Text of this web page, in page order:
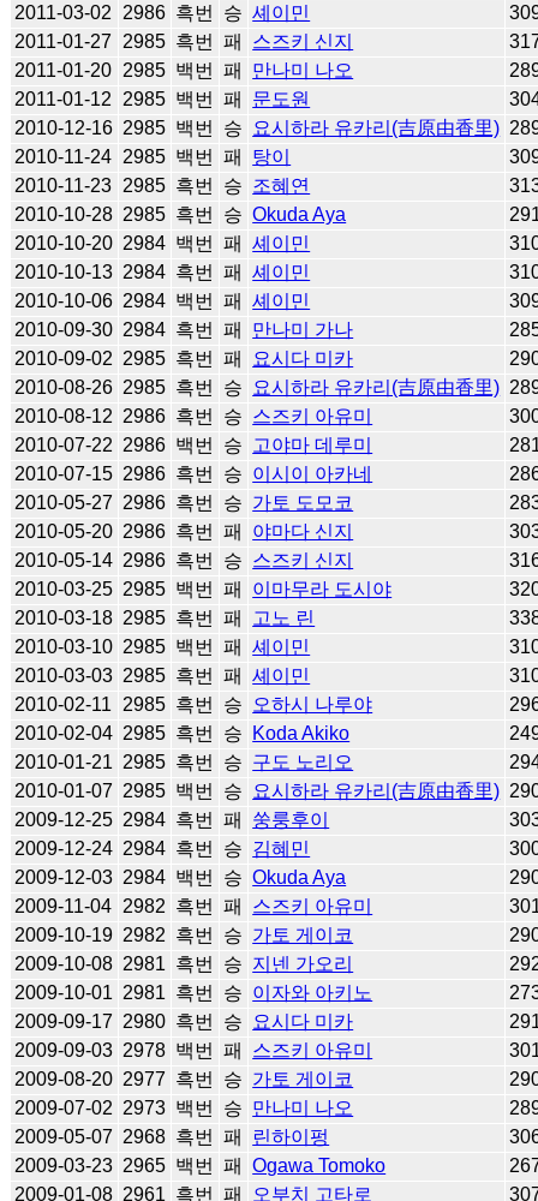
2011-03-02
2986 흑번 승 셰이민
2011-01-27
2985 흑번 패 스즈키 신지
2011-01-20 2985 백번 패 만나미 나오
2011-01-12
2985 백번 패 문도원
2010-12-16 2985 백번 승 요시하라 유카리(吉原由香里)
2010-11-24 2985 백번 패 탕이
2010-11-23 2985 흑번 승 조혜연
2010-10-28 2985 흑번 승 Okuda Aya
2010-10-20 2984 백번 패 셰이민
2010-10-13 2984 흑번 패 셰이민
2010-10-06 2984 백번 패 셰이민
2010-09-30 2984 흑번 패 만나미 가나
2010-09-02 2985 흑번 패 요시다 미카
2010-08-26 2985 흑번 승 요시하라 유카리(吉原由香里)
2010-08-12 2986 흑번 승 스즈키 아유미
2010-07-22 2986 백번 승 고야마 데루미
2010-07-15 2986 흑번 승 이시이 아카네
2010-05-27 2986 흑번 승 가토 도모코
2010-05-20 2986 흑번 패 야마다 신지
2010-05-14 2986 흑번 승 스즈키 신지
2010-03-25 2985 백번 패 이마무라 도시야
2010-03-18 2985 흑번 패 고노 린
2010-03-10 2985 백번 패 셰이민
2010-03-03 2985 흑번 패 셰이민
2010-02-11
2985 흑번 승 오하시 나루야
2010-02-04 2985 흑번 승 Koda Akiko
2010-01-21 2985 흑번 승 구도 노리오
2010-01-07 2985 백번 승 요시하라 유카리(吉原由香里)
2009-12-25 2984 흑번 패 쑹룽후이
2009-12-24 2984 흑번 승 김혜민
2009-12-03 2984 백번 승 Okuda Aya
2009-11-04 2982 흑번 패 스즈키 아유미
2009-10-19 2982 흑번 승 가토 게이코
2009-10-08 2981 흑번 승 지넨 가오리
2009-10-01 2981 흑번 승 이자와 아키노
2009-09-17 2980 흑번 승 요시다 미카
2009-09-03 2978 백번 패 스즈키 아유미
2009-08-20 2977 흑번 승 가토 게이코
2009-07-02 2973 백번 승 만나미 나오
2009-05-07 2968 흑번 패 린하이펑
2009-03-23 2965 백번 패 Ogawa Tomoko
2009-01-08 2961 흑번 패 오부치 고타로